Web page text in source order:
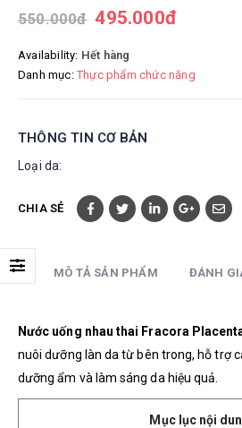
550.000đ 495.000đ
Availability: Hết hàng
Danh mục: Thực phẩm chức năng
THÔNG TIN CƠ BẢN
Loại da:
CHIA SẺ
MÔ TẢ SẢN PHẨM ĐÁNH
Nước uống nhau thai Fracora
nuôi dưỡng làn da từ bên trong, hỗ trợ
dưỡng ẩm và làm sáng da hiệu quả.
Mục lục nội